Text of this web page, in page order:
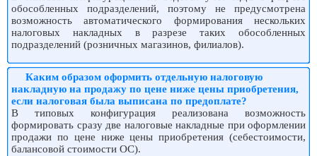
обособленных подразделений, поэтому не предусмотрена
возможность автоматического формирования нескольких
налоговых накладных в разрезе таких обособленных
подразделений (розничных магазинов, филиалов).
Каким образом оформить отдельную налоговую
накладную на продажу по цене ниже цены приобретения,
если налоговая была выписана по предоплате?
В типовых конфигурация реализована возможность
формировать сразу две налоговые накладные при оформлении
продажи по цене ниже цены приобретения (себестоимости,
балансовой стоимости ОС).